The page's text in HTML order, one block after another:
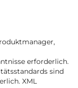
erforderlich.
sind
XML